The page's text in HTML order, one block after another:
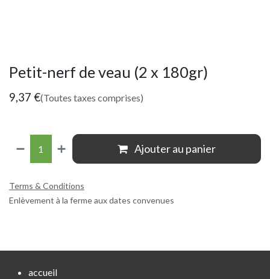
Petit-nerf de veau (2 x 180gr)
9,37 €(Toutes taxes comprises)
Ajouter au panier
Terms & Conditions
Enlèvement à la ferme aux dates convenues
accueil